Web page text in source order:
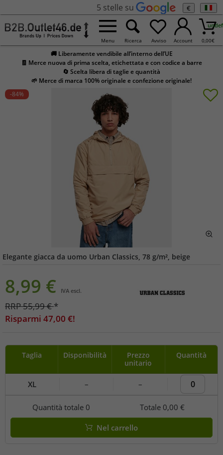
5 stelle su €
Menu Ricerca Avviso Account 0,00€
🚚 Liberamente vendibile all’interno dell’UE
🧾 Merce nuova di prima scelta, etichettata e con codice a barre
🔄 Scelta libera di taglie e quantità
🌱 Merce di marca 100% originale e confezione originale!
-84%
Elegante giacca da uomo Urban Classics, 78 g/m², beige
8,99 € IVA escl.
RRP55,99€*
Risparmi 47,00 €!
Taglia Disponibilità
Prezzo
unitario
Quantità
XL – –
Quantità totale 0 Totale 0,00 €
Nel carrello